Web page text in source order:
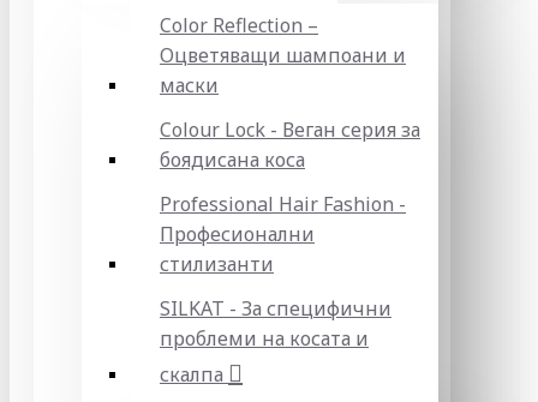
Color Reflection –
Оцветяващи шампоани и
маски
Colour Lock - Веган серия за
боядисана коса
Professional Hair Fashion -
Професионални
стилизанти
SILKAT - За специфични
проблеми на косата и
скалпа